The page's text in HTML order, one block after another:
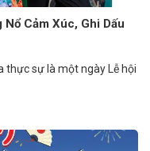
Cảm Xúc, Ghi Dấu
thực sự là một ngày Lễ hội